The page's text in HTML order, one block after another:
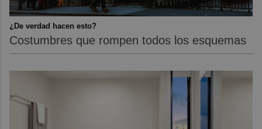
¿De verdad hacen esto?
Costumbres que rompen todos los esquemas